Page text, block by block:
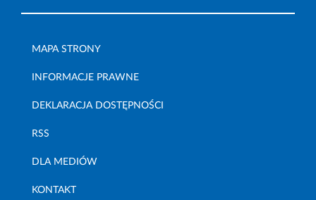
MAPA STRONY
INFORMACJE PRAWNE
DEKLARACJA DOSTĘPNOŚCI
RSS
DLA MEDIÓW
KONTAKT